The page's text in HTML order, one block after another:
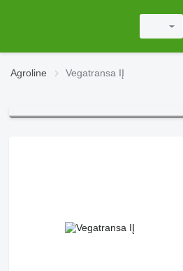
Agroline Vegatransa IĮ